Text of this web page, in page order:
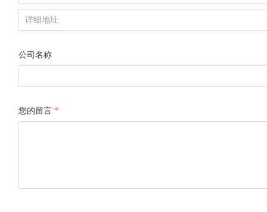
公司名称
您的留言 *